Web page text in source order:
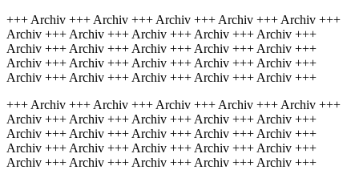
+++ Archiv +++ Archiv +++ Archiv +++ Archiv +++ Archiv +++
Archiv +++ Archiv +++ Archiv +++ Archiv +++ Archiv +++
Archiv +++ Archiv +++ Archiv +++ Archiv +++ Archiv +++
Archiv +++ Archiv +++ Archiv +++ Archiv +++ Archiv +++
Archiv +++ Archiv +++ Archiv +++ Archiv +++ Archiv +++
+++ Archiv +++ Archiv +++ Archiv +++ Archiv +++ Archiv +++
Archiv +++ Archiv +++ Archiv +++ Archiv +++ Archiv +++
Archiv +++ Archiv +++ Archiv +++ Archiv +++ Archiv +++
Archiv +++ Archiv +++ Archiv +++ Archiv +++ Archiv +++
Archiv +++ Archiv +++ Archiv +++ Archiv +++ Archiv +++